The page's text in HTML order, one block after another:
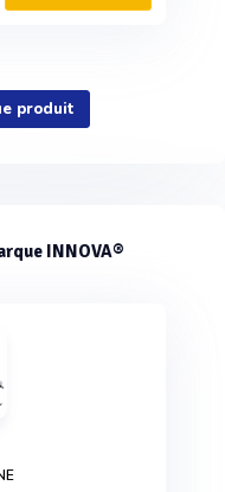
produit
INNOVA®